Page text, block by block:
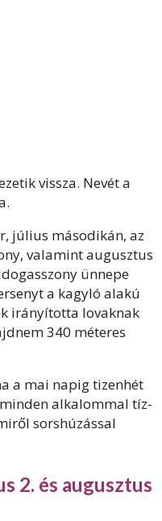
vissza. Nevét a
július másodikán, az
valamint augusztus
ünnepe
a kagyló alakú
irányította lovaknak
340 méteres
a mai napig tizenhét
alkalommal tíz-
sorshúzással
2. és augusztus